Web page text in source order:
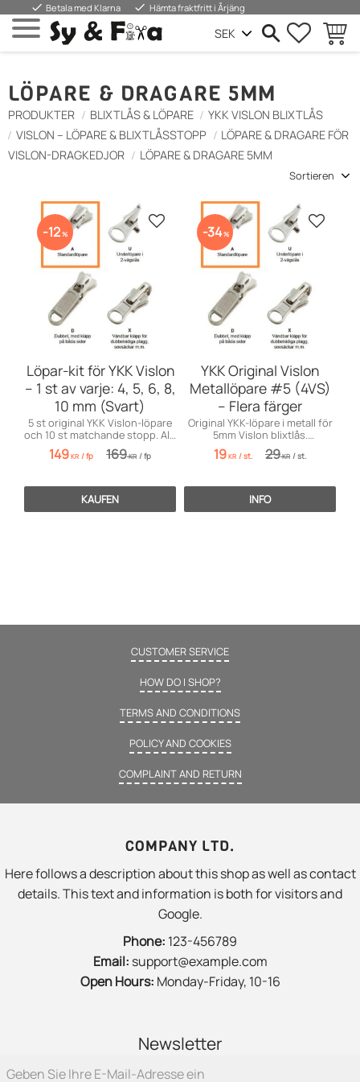
Menü
done Betala med Klarna done Hämta fraktfritt i Årjäng
LÖPARE & DRAGARE 5MM
PRODUKTER BLIXTLÅS & LÖPARE
YKK VISLON BLIXTLÅS
VISLON – LÖPARE & BLIXTLÅSSTOPP
LÖPARE & DRAGARE FÖR
VISLON-DRAGKEDJOR
LÖPARE & DRAGARE 5MM
Sortierung auswählen
Löpar-kit för YKK Vislon
– 1 st av varje: 4, 5, 6, 8,
10 mm (Svart)
5 st original YKK Vislon-löpare
och 10 st matchande stopp. Allt
för en komplett reparation!
149KR /fp 169KR /fp
12% Zu Favoriten hinzufügen
KAUFEN
YKK Original Vislon
Metallöpare #5 (4VS)
– Flera färger
Original YKK-löpare i metall för
5mm Vislon blixtlås.
Uppgradera looken på dina
jackor och väskor!
19KR /st. 29KR /st.
34% Zu
INFO
CUSTOMER SERVICE
HOW DO I SHOP?
TERMS AND CONDITIONS
POLICY AND COOKIES
COMPLAINT AND RETURN
COMPANY LTD.
Here follows a description about this shop as well as contact
details. This text and information is both for visitors and
Google.
Phone: 123-456789
Email: support@example.com
Open Hours: Monday-Friday, 10-16
Newsletter